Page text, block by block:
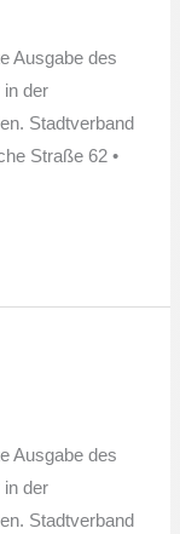
Ausgabe des
in der
Stadtverband
Straße 62 •
Ausgabe des
in der
Stadtverband